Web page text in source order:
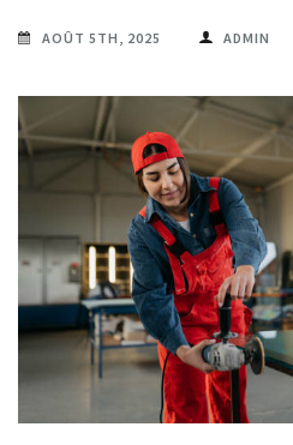
AOÛT 5TH, 2025 ADMIN